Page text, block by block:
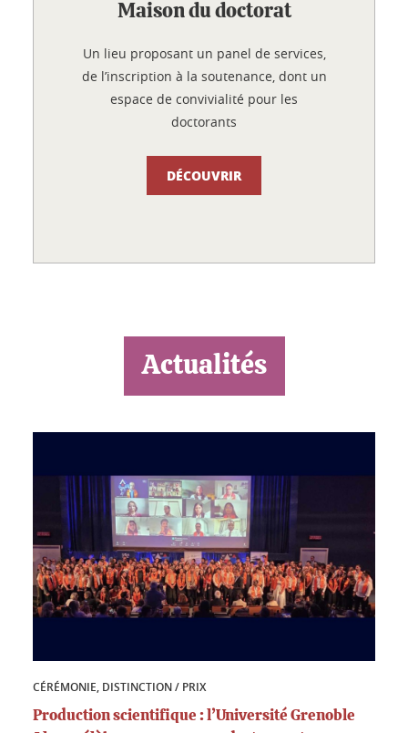
Maison du doctorat
Un lieu proposant un panel de services,
de l’inscription à la soutenance, dont un
espace de convivialité pour les
doctorants
DÉCOUVRIR
Actualités
CÉRÉMONIE, DISTINCTION / PRIX
Production scientifique : l’Université Grenoble